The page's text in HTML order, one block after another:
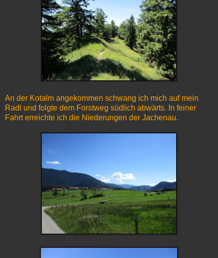
An der Kotalm angekommen schwang ich mich auf mein
Radl und folgte dem Forstweg südlich abwärts. In feiner
Fahrt erreichte ich die Niederungen der Jachenau.